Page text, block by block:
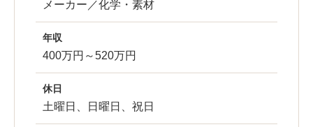
メーカー／化学・素材
年収
400万円～520万円
休日
土曜日、日曜日、祝日